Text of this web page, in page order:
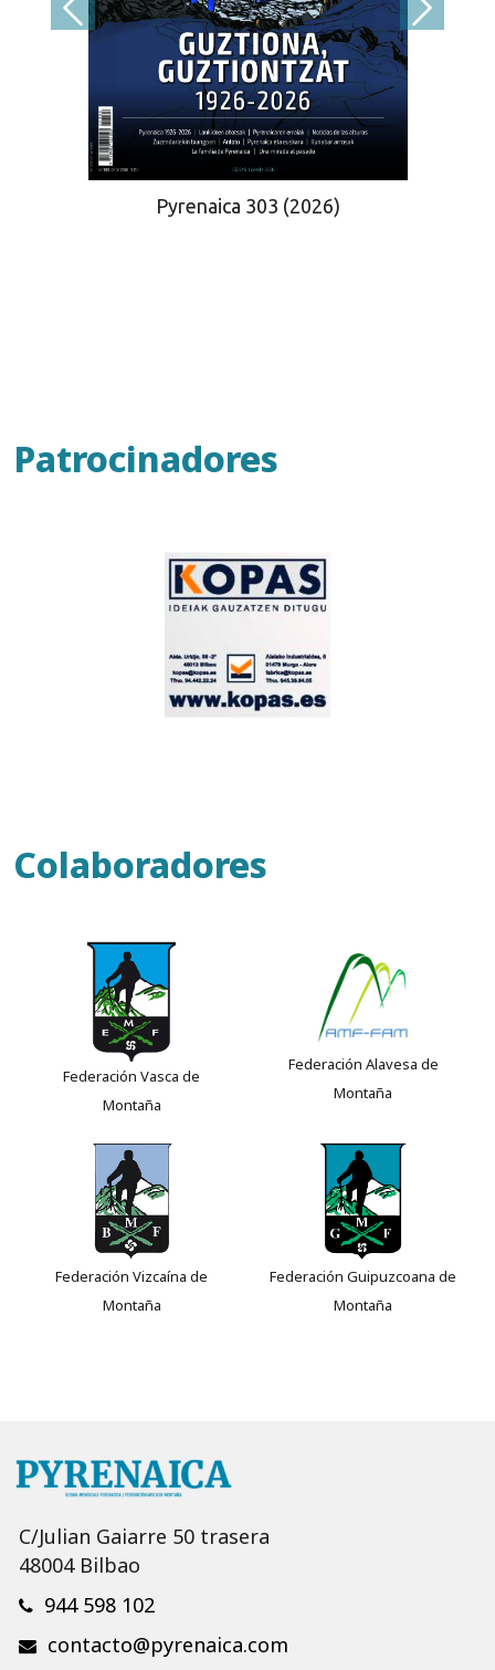
Pyrenaica 303 (2026)
Patrocinadores
Colaboradores
Federación Vasca de
Montaña
Federación Alavesa de
Montaña
Federación Vizcaína de
Montaña
Federación Guipuzcoana de
Montaña
C/Julian Gaiarre 50 trasera
48004 Bilbao
944 598 102
contacto@pyrenaica.com